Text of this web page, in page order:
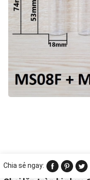
Chia sẻ ngay: